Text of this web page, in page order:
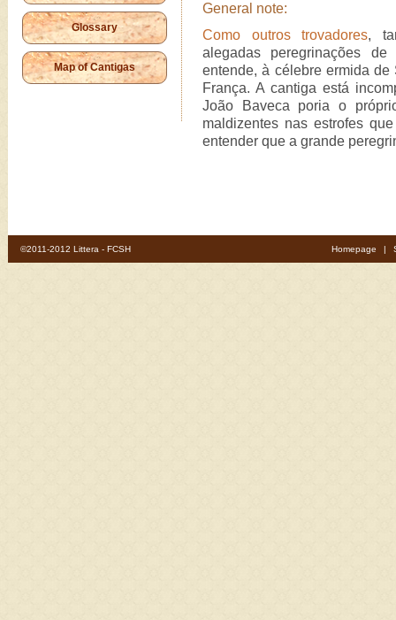
Glossary
Map of Cantigas
General note:
Como outros trovadores,
alegadas peregrinações
entende, à célebre ermida
França. A cantiga está
João Baveca poria o
maldizentes nas estrofes
entender que a grande
©2011-2012 Littera - FCSH Homepage |